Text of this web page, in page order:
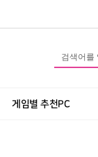
게임별 추천PC